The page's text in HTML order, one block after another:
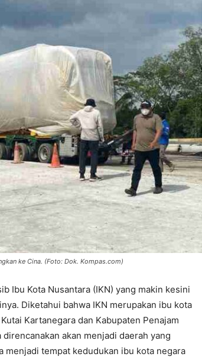
ke Cina. (Foto: Dok. Kompas.com)
Ibu Kota Nusantara (IKN) yang makin kesini
Diketahui bahwa IKN merupakan ibu kota
Kartanegara dan Kabupaten Penajam
akan menjadi daerah yang
tempat kedudukan ibu kota negara